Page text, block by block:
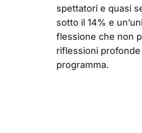
spettatori e quasi
sotto il 14% e
flessione che non
riflessioni
programma.